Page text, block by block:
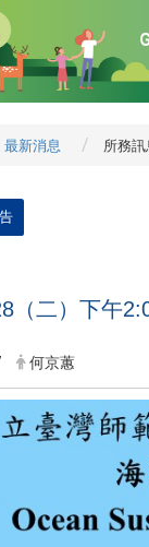
最新消息 所務
（二）下午
何京蕙